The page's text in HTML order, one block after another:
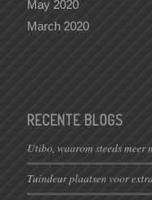
May 2020
March 2020
RECENTE BLOGS
Utibo, waarom steeds meer
Tuindeur plaatsen voor